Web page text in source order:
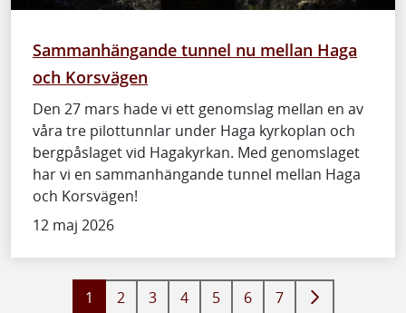
Sammanhängande tunnel nu mellan Haga
och Korsvägen
Den 27 mars hade vi ett genomslag mellan en av
våra tre pilottunnlar under Haga kyrkoplan och
bergpåslaget vid Hagakyrkan. Med genomslaget
har vi en sammanhängande tunnel mellan Haga
och Korsvägen!
12 maj 2026
1 2 3 4 5 6 7